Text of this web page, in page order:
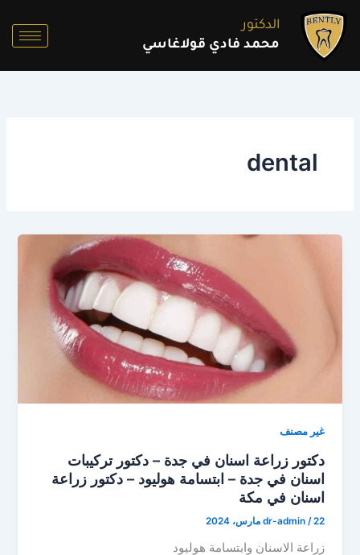
إلى
المحتوى
الدكتور
محمد فادي قولاغاسي
dental
غير مصنف
دكتور زراعة اسنان في جدة – دكتور تركيبات
اسنان في جدة – ابتسامة هوليود – دكتور زراعة
اسنان في مكة
dr-admin /22 مارس، 2024
زراعة الاسنان وابتسامة هوليود